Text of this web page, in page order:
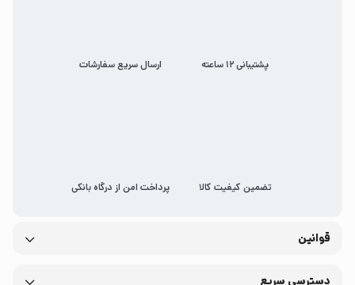
پشتیبانی 12 ساعته ارسال سریع سفارشات
تضمین کیفیت کالا پرداخت امن از درگاه بانکی
قوانین
دسترسی سریع